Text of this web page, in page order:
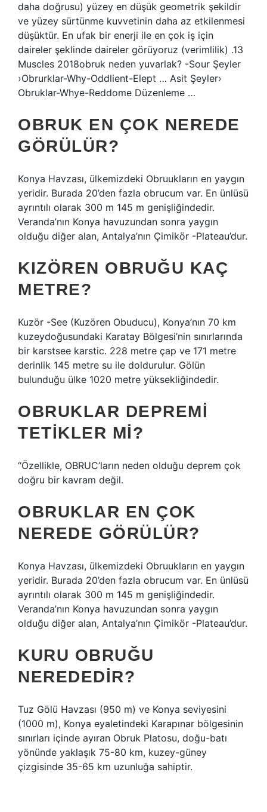
daha doğrusu) yüzey en düşük geometrik şekildir
ve yüzey sürtünme kuvvetinin daha az etkilenmesi
düşüktür. En ufak bir enerji ile en çok iş için
daireler şeklinde daireler görüyoruz (verimlilik) .13
Muscles 2018obruk neden yuvarlak? -Sour Şeyler
›Obrurklar-Why-Oddlient-Elept … Asit Şeyler›
Obruklar-Whye-Reddome Düzenleme …
OBRUK EN ÇOK NEREDE
GÖRÜLÜR?
Konya Havzası, ülkemizdeki Obruukların en yaygın
yeridir. Burada 20’den fazla obrucum var. En ünlüsü
ayrıntılı olarak 300 m 145 m genişliğindedir.
Veranda’nın Konya havuzundan sonra yaygın
olduğu diğer alan, Antalya’nın Çimikör -Plateau’dur.
KIZÖREN OBRUĞU KAÇ
METRE?
Kuzör -See (Kuzören Obuducu), Konya’nın 70 km
kuzeydoğusundaki Karatay Bölgesi’nin sınırlarında
bir karstsee karstic. 228 metre çap ve 171 metre
derinlik 145 metre su ile doldurulur. Gölün
bulunduğu ülke 1020 metre yüksekliğindedir.
OBRUKLAR DEPREMI
TETIKLER MI?
“Özellikle, OBRUC’ların neden olduğu deprem çok
doğru bir kavram değil.
OBRUKLAR EN ÇOK
NEREDE GÖRÜLÜR?
Konya Havzası, ülkemizdeki Obruukların en yaygın
yeridir. Burada 20’den fazla obrucum var. En ünlüsü
ayrıntılı olarak 300 m 145 m genişliğindedir.
Veranda’nın Konya havuzundan sonra yaygın
olduğu diğer alan, Antalya’nın Çimikör -Plateau’dur.
KURU OBRUĞU
NEREDEDIR?
Tuz Gölü Havzası (950 m) ve Konya seviyesini
(1000 m), Konya eyaletindeki Karapınar bölgesinin
sınırları içinde ayıran Obruk Platosu, doğu-batı
yönünde yaklaşık 75-80 km, kuzey-güney
çizgisinde 35-65 km uzunluğa sahiptir.